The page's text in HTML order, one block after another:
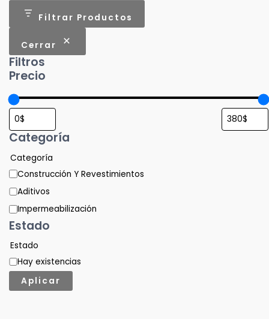
Filtrar Productos
Cerrar
Filtros
Precio
Categoría
Categoría
Construcción Y Revestimientos
Aditivos
Impermeabilización
Estado
Estado
Hay existencias
Aplicar